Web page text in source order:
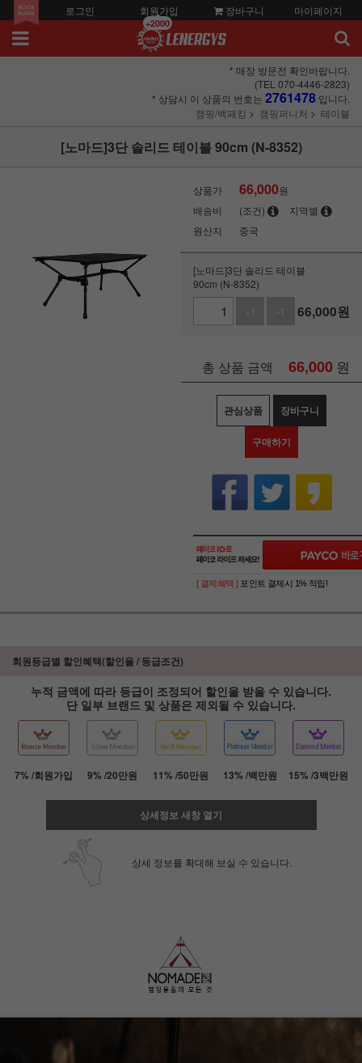
로그인 회원가입
+2000
장바구니 마이페이지
* 매장 방문전 확인바랍니다.
(TEL 070-4446-2823)
* 상담시 이 상품의 번호는 2761478 입니다.
캠핑/백패킹
캠핑퍼니처 테이블
[노마드]3단 솔리드 테이블 90cm (N-8352)
상품가 66,000원
배송비
(조건)
지역별
원산지
중국
[노마드]3단 솔리드 테이블
90cm (N-8352)
+1
-1 66,000원
총 상품 금액 66,000 원
관심상품 장바구니
구매하기
[ 결제혜택 ] 포인트 결제시 1% 적립!
회원등급별 할인혜택(할인율 / 등급조건)
누적 금액에 따라 등급이 조정되어 할인을 받을 수 있습니다.
단 일부 브랜드 및 상품은 제외될 수 있습니다.
7% /회원가입 9% /20만원 11% /50만원 13% /백만원 15% /3백만원
상세정보 새창 열기
상세 정보를 확대해 보실 수 있습니다.